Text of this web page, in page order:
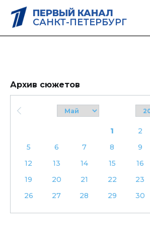
ПЕРВЫЙ КАНАЛ
САНКТ-ПЕТЕРБУРГ
Архив сюжетов
1 2
5
6 7 8 9
12
13 14 15 16
19
20 21 22 23
26
27 28 29 30